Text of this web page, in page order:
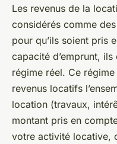
Les revenus de la
considérés comme
pour qu’ils soient pris
capacité d’emprunt,
régime réel. Ce
revenus locatifs
location (travaux,
montant pris en
votre activité locative,